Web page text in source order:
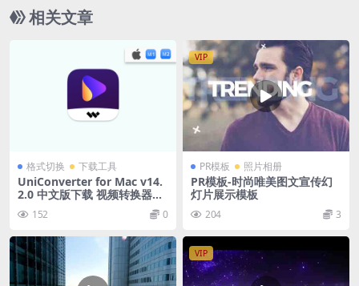
相关文章
格式切换 下载工具
UniConverter for Mac v14.
2.0 中文版下载 视频转换器软
件 152 0
VIP
PR模板 照片相册
PR模板-时尚唯美图文宣传幻
灯片展示模板
204 3
VIP